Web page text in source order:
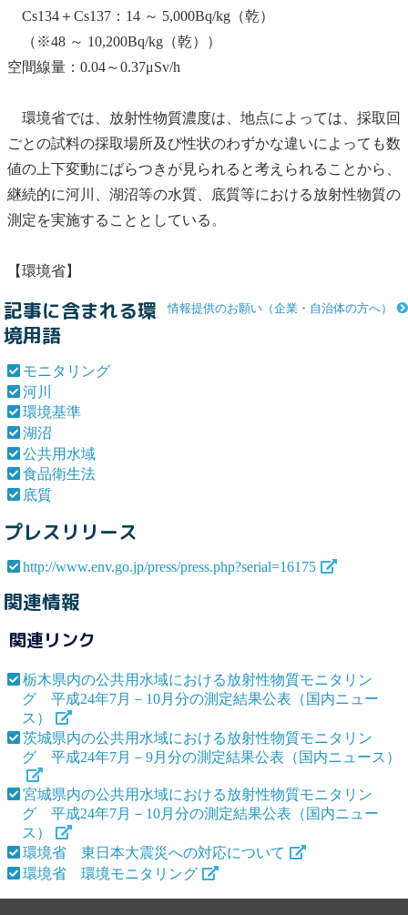
Cs134＋Cs137：14 ～ 5,000Bq/kg（乾）
（※48 ～ 10,200Bq/kg（乾））
空間線量：0.04～0.37μSv/h
環境省では、放射性物質濃度は、地点によっては、採取回
ごとの試料の採取場所及び性状のわずかな違いによっても数
値の上下変動にばらつきが見られると考えられることから、
継続的に河川 湖沼等の水質、 底質等における放射性物質の
測定を実施することとしている。
【環境省】
情報提供のお願い（企業・自治体の方へ）
記事に含まれる環
境用語
モニタリング
河川
環境基準
湖沼
公共用水域
食品衛生法
底質
プレスリリース
http://www.env.go.jp/press/press.php?serial=16175
関連情報
関連リンク
栃木県内の公共用水域における放射性物質モニタリン
グ 平成24年7月－10月分の測定結果公表（国内ニュー
ス）
茨城県内の公共用水域における放射性物質モニタリン
グ 平成24年7月－9月分の測定結果公表（国内ニュース）
宮城県内の公共用水域における放射性物質モニタリン
グ 平成24年7月－10月分の測定結果公表（国内ニュー
ス）
環境省 東日本大震災への対応について
環境省 環境モニタリング